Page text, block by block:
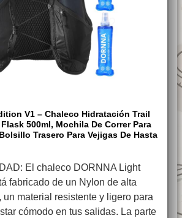
V1 – Chaleco Hidratación Trail
500ml, Mochila De Correr Para
Trasero Para Vejigas De Hasta
El chaleco DORNNA Light
fabricado de un Nylon de alta
material resistente y ligero para
cómodo en tus salidas. La parte